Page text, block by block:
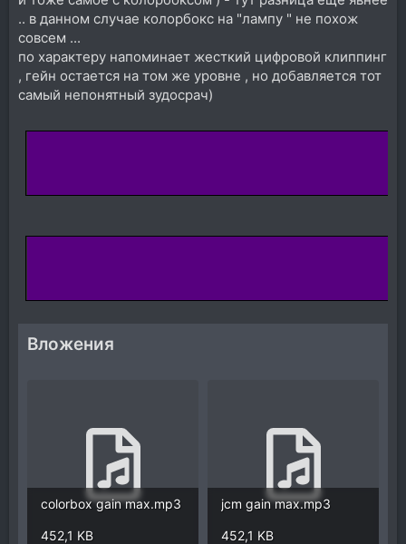
.. в данном случае колорбокс на "лампу " не похож
совсем ...
по характеру напоминает жесткий цифровой клиппинг
, гейн остается на том же уровне , но добавляется тот
самый непонятный зудосрач)
Вложения
colorbox gain max.mp3
452,1 KB
jcm gain max.mp3
452,1 KB